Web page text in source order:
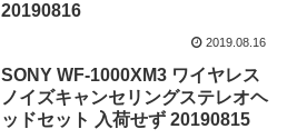
20190816
2019.08.16
SONY WF-1000XM3 ワイヤレス
ノイズキャンセリングステレオヘ
ッドセット 入荷せず 20190815